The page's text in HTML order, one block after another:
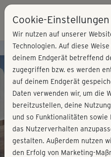
Kursvorschau - Jetzt mitmachen!
Cookie-Einstellungen
Wir nutzen auf unserer
Technologien. Auf diese
deinem Endgerät betreffend
zugegriffen bzw. es werden
auf deinem Endgerät
Daten verwenden wir, um die
bereitzustellen, deine
und so Funktionalitäten
das Nutzerverhalten
gestalten. Außerdem nutzen
den Erfolg von Marketing-